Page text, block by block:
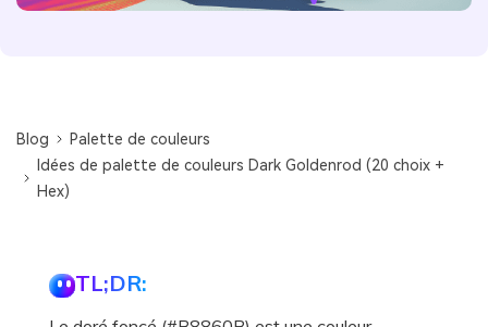
Blog
Palette de couleurs
Idées de palette de couleurs Dark Goldenrod (20 choix +
Hex)
TL;DR: